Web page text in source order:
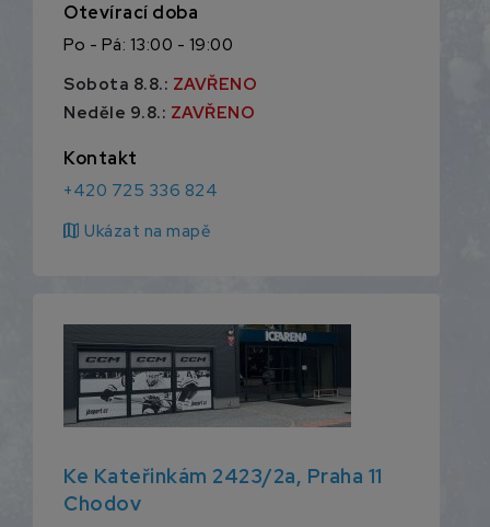
Otevírací doba
Po - Pá: 13:00 - 19:00
Sobota 8.8.: ZAVŘENO
Neděle 9.8.: ZAVŘENO
Kontakt
+420 725 336 824
map Ukázat na mapě
Ke Kateřinkám 2423/2a, Praha 11
Chodov